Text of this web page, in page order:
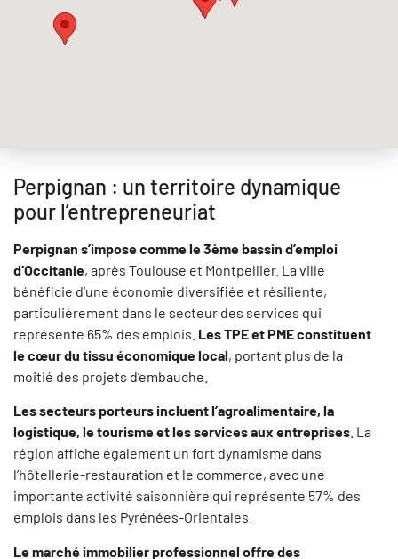
Perpignan : un territoire dynamique
pour l’entrepreneuriat
Perpignan s’impose comme le 3ème bassin d’emploi
d’Occitanie, après Toulouse et Montpellier. La ville
bénéficie d’une économie diversifiée et résiliente,
particulièrement dans le secteur des services qui
représente 65% des emplois. Les TPE et PME constituent
le cœur du tissu économique local, portant plus de la
moitié des projets d’embauche.
Les secteurs porteurs incluent l’agroalimentaire, la
logistique, le tourisme et les services aux entreprises . La
région affiche également un fort dynamisme dans
l’hôtellerie-restauration et le commerce, avec une
importante activité saisonnière qui représente 57% des
emplois dans les Pyrénées-Orientales.
Le marché immobilier professionnel offre des